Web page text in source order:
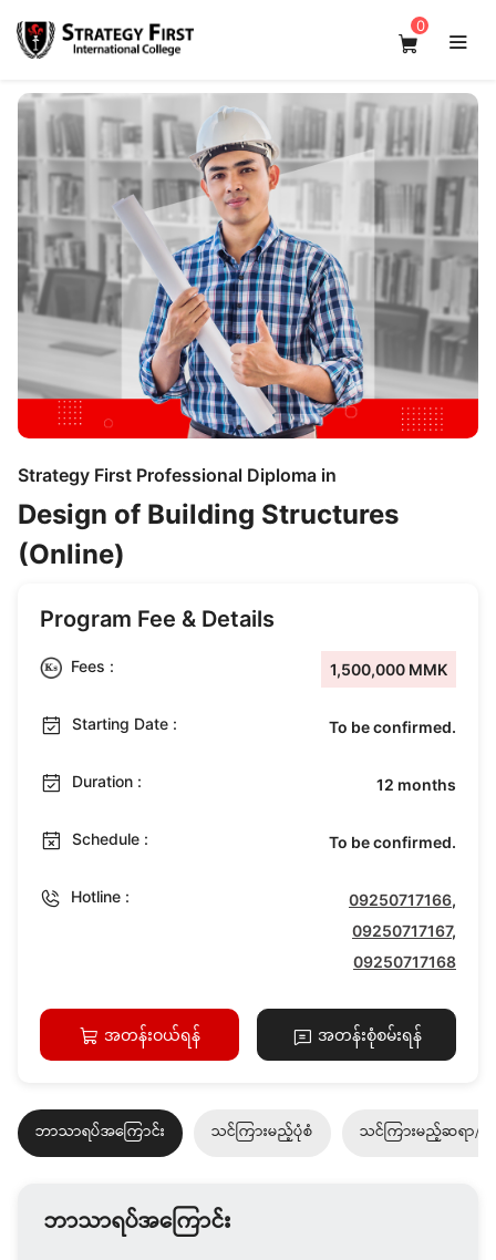
0
Strategy First Professional Diploma in
Design of Building Structures
(Online)
Program Fee & Details
Fees : 1,500,000 MMK
Starting Date : To be confirmed.
Duration : 12 months
Schedule : To be confirmed.
Hotline : 09250717166,
09250717167,
09250717168
အတန်းဝယ်ရန် အတန်းစုံစမ်းရန်
ဘာသာရပ်အကြောင်း သင်ကြားမည့်ပုံစံ သင်ကြားမည့်ဆရာ/ဆရ
ဘာသာရပ်အကြောင်း